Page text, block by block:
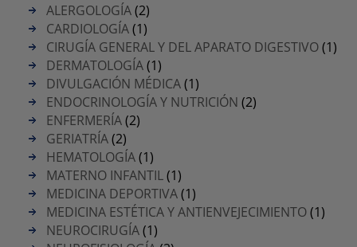
ALERGOLOGÍA(2)
CARDIOLOGÍA(1)
CIRUGÍA GENERAL Y DEL APARATO DIGESTIVO(1)
DERMATOLOGÍA(1)
DIVULGACIÓN MÉDICA(1)
ENDOCRINOLOGÍA Y NUTRICIÓN (2)
ENFERMERÍA(2)
GERIATRÍA(2)
HEMATOLOGÍA(1)
MATERNO INFANTIL(1)
MEDICINA DEPORTIVA(1)
MEDICINA ESTÉTICA Y ANTIENVEJECIMIENTO(1)
NEUROCIRUGÍA(1)